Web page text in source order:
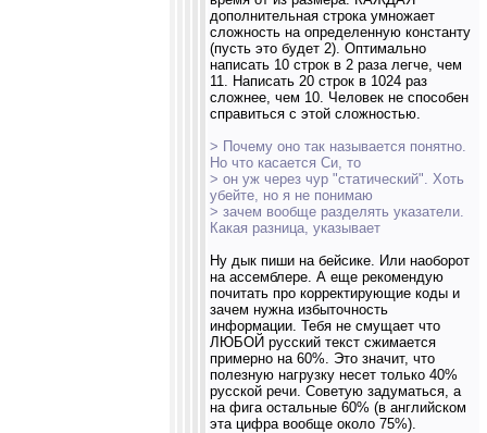
дополнительная строка умножает
сложность на определенную константу
(пусть это будет 2). Оптимально
написать 10 строк в 2 раза легче, чем
11. Написать 20 строк в 1024 раз
сложнее, чем 10. Человек не способен
справиться с этой сложностью.
> Почему оно так называется понятно.
Но что касается Си, то
> он уж через чур "статический". Хоть
убейте, но я не понимаю
> зачем вообще разделять указатели.
Какая разница, указывает
Ну дык пиши на бейсике. Или наоборот
на ассемблере. А еще рекомендую
почитать про корректирующие коды и
зачем нужна избыточность
информации. Тебя не смущает что
ЛЮБОЙ русский текст сжимается
примерно на 60%. Это значит, что
полезную нагрузку несет только 40%
русской речи. Советую задуматься, а
на фига остальные 60% (в английском
эта цифра вообще около 75%).